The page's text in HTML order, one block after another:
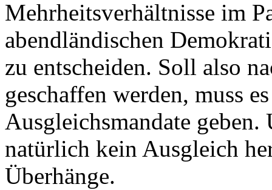
Mehrheitsverhältnisse im
abendländischen
zu entscheiden. Soll also
geschaffen werden, muss
Ausgleichsmandate
natürlich kein Ausgleich
Überhänge.